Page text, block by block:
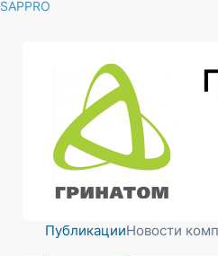
SAPPRO
ПубликацииНовости